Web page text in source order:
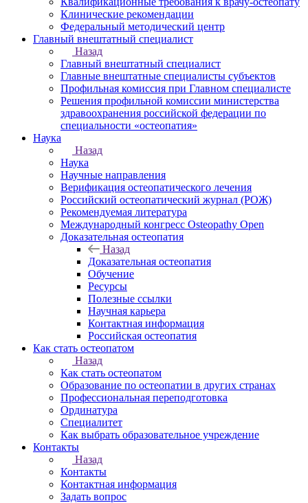
Клинические рекомендации
Федеральный методический центр
Главный внештатный специалист
Назад
Главный внештатный специалист
Главные внештатные специалисты субъектов
Профильная комиссия при Главном специалисте
Решения профильной комиссии министерства
здравоохранения российской федерации по
специальности «остеопатия»
Наука
Назад
Наука
Научные направления
Верификация остеопатического лечения
Российский остеопатический журнал (РОЖ)
Рекомендуемая литература
Международный конгресс Osteopathy Open
Доказательная остеопатия
Назад
Доказательная остеопатия
Обучение
Ресурсы
Полезные ссылки
Научная карьера
Контактная информация
Российская остеопатия
Как стать остеопатом
Назад
Как стать остеопатом
Образование по остеопатии в других странах
Профессиональная переподготовка
Ординатура
Специалитет
Как выбрать образовательное учреждение
Контакты
Назад
Контакты
Контактная информация
Задать вопрос